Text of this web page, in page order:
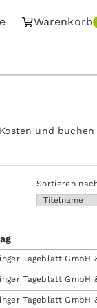
Warenkorb
und buchen
Sortieren
Tageblatt GmbH
Tageblatt GmbH
Tageblatt GmbH